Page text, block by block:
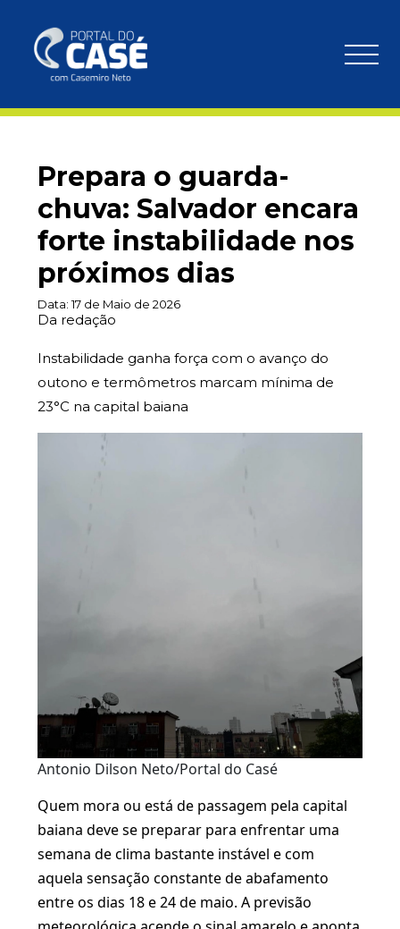
Prepara o guarda-
chuva: Salvador encara
forte instabilidade nos
próximos dias
Data:17 de Maio de 2026
Da redação
Instabilidade ganha força com o avanço do
outono e termômetros marcam mínima de
23°C na capital baiana
Antonio Dilson Neto/Portal do Casé
Quem mora ou está de passagem pela capital
baiana deve se preparar para enfrentar uma
semana de clima bastante instável e com
aquela sensação constante de abafamento
entre os dias 18 e 24 de maio. A previsão